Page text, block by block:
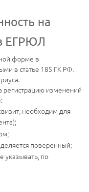
на
ЕГРЮЛ
форме в
в статье 185 ГК РФ.
регистрацию изменений
необходим для
поверенный;
указывать, по